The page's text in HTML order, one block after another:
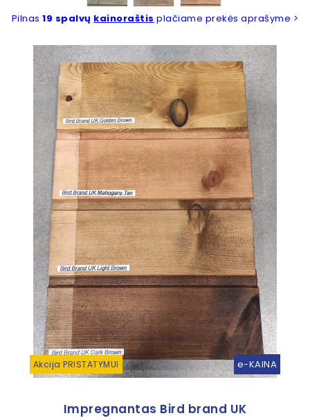
Pilnas19 spalvų kainoraštis plačiame prekės aprašyme >
Akcija PRISTATYMUI e-KAINA
Impregnantas Bird brand UK